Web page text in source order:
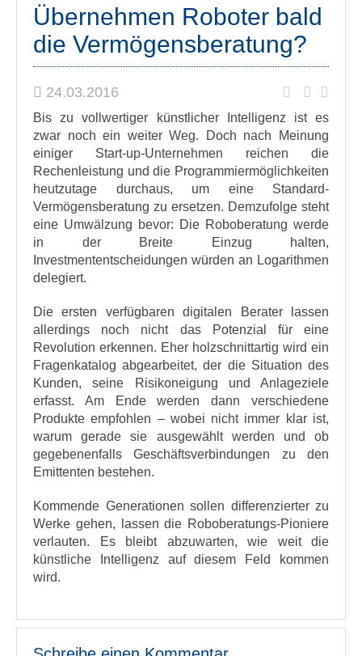
Übernehmen Roboter bald
die Vermögensberatung?
24.03.2016
Bis zu vollwertiger künstlicher Intelligenz ist es
zwar noch ein weiter Weg. Doch nach Meinung
einiger Start-up-Unternehmen reichen die
Rechenleistung und die Programmiermöglichkeiten
heutzutage durchaus, um eine Standard-
Vermögensberatung zu ersetzen. Demzufolge steht
eine Umwälzung bevor: Die Roboberatung werde
in der Breite Einzug halten,
Investmententscheidungen würden an Logarithmen
delegiert.
Die ersten verfügbaren digitalen Berater lassen
allerdings noch nicht das Potenzial für eine
Revolution erkennen. Eher holzschnittartig wird ein
Fragenkatalog abgearbeitet, der die Situation des
Kunden, seine Risikoneigung und Anlageziele
erfasst. Am Ende werden dann verschiedene
Produkte empfohlen – wobei nicht immer klar ist,
warum gerade sie ausgewählt werden und ob
gegebenenfalls Geschäftsverbindungen zu den
Emittenten bestehen.
Kommende Generationen sollen differenzierter zu
Werke gehen, lassen die Roboberatungs-Pioniere
verlauten. Es bleibt abzuwarten, wie weit die
künstliche Intelligenz auf diesem Feld kommen
wird.